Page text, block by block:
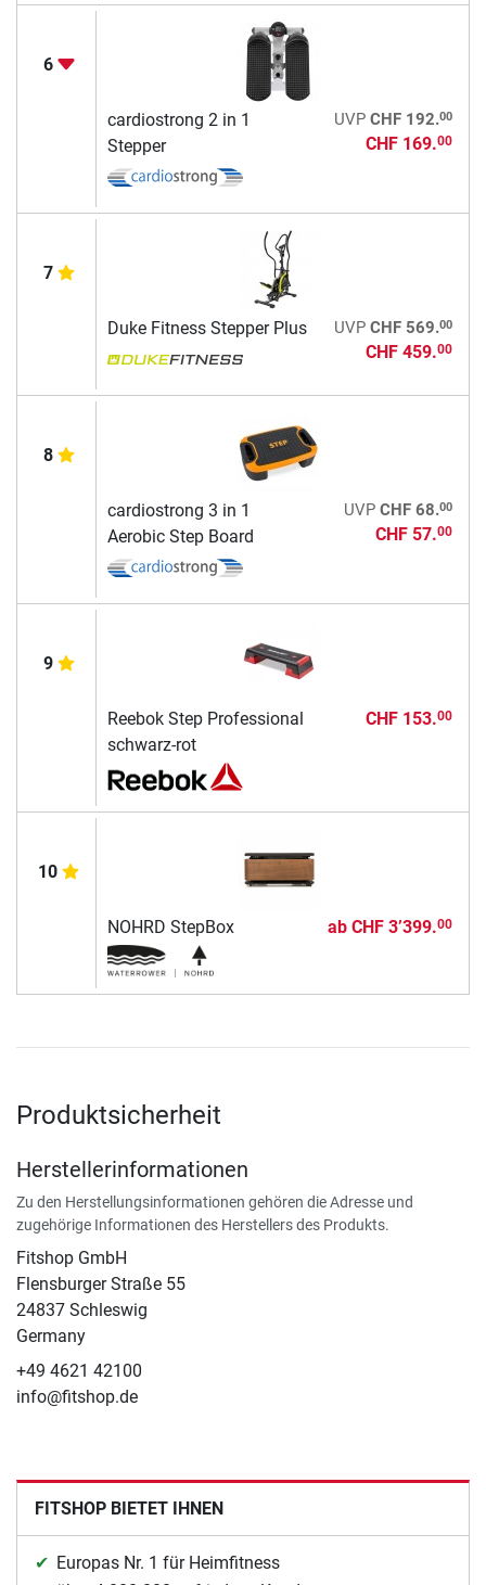
6
cardiostrong 2 in 1
Stepper
UVP CHF 192.00
CHF 169.00
7
Duke Fitness Stepper Plus UVP CHF 569.00
CHF 459.00
8
cardiostrong 3 in 1
Aerobic Step Board
UVP CHF 68.00
CHF 57.00
9
Reebok Step Professional
schwarz-rot
CHF 153.00
10
NOHRD StepBox ab CHF 3’399.00
Produktsicherheit
Herstellerinformationen
Zu den Herstellungsinformationen gehören die Adresse und
zugehörige Informationen des Herstellers des Produkts.
Fitshop GmbH
Flensburger Straße 55
24837 Schleswig
Germany
+49 4621 42100
info@fitshop.de
FITSHOP BIETET IHNEN
Europas Nr. 1 für Heimfitness